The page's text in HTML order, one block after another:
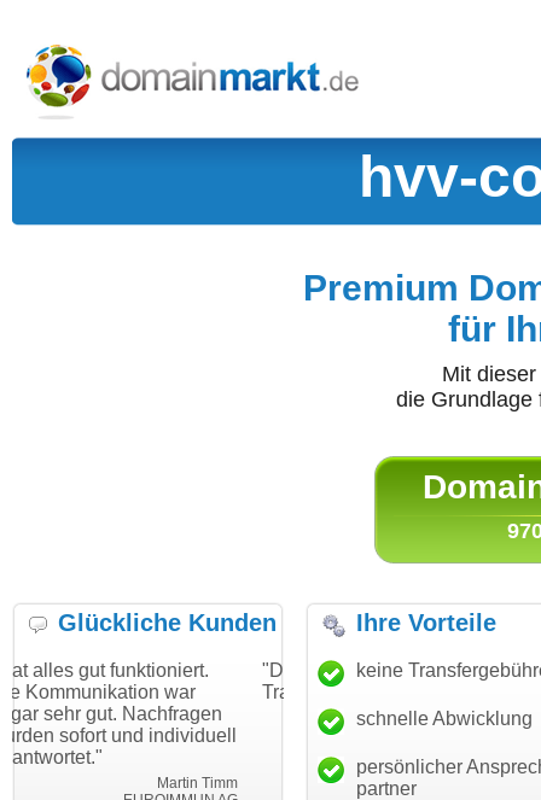
hvv-
Premium
für
Mit
die
Glückliche Kunden
war
individuell
"Danke für den schnellen
Transfer und guten Service!"
Thomas Schäfer
i can eckert communication GmbH
"Ich bin
haben. Die
mein Business
Ihre Vorteile
keine
schnelle Abwicklung
persönlicher
partner